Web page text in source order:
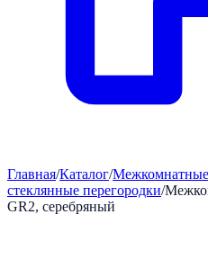
Главная/Каталог/Межкомнатные
стеклянные перегородки/
GR2, серебряный